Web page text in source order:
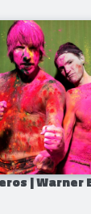
| Warner